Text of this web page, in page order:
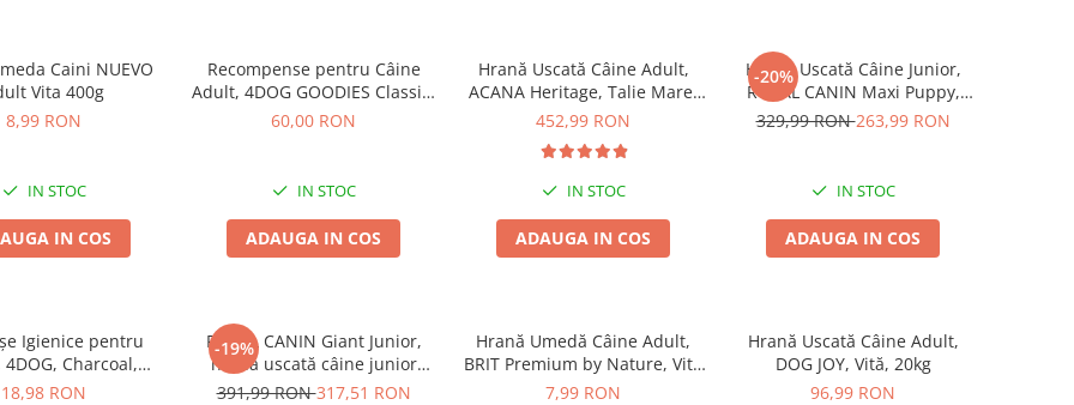
Caini NUEVO
Vita 400g
8,99 RON
IN STOC
IN COS
Recompense pentru Câine
Adult, 4DOG GOODIES Classic,
Os din Calciu cu Pui, 1kg
60,00 RON
IN STOC
ADAUGA IN COS
Hrană Uscată Câine Adult,
ACANA Heritage, Talie Mare,
17kg
452,99 RON
IN STOC
ADAUGA IN COS
-20%
Hrană Uscată Câine Junior,
ROYAL CANIN Maxi Puppy,
12kg
329,99 RON263,99 RON
IN STOC
ADAUGA IN COS
Igienice pentru
4DOG, Charcoal,
10 bucăți
18,98 RON
-19%
ROYAL CANIN Giant Junior,
hrană uscată câine junior
etapa 2 de crestere, 15kg
391,99 RON317,51 RON
Hrană Umedă Câine Adult,
BRIT Premium by Nature, Vită
și Burtă de Vită, 400g
7,99 RON
Hrană Uscată Câine Adult,
DOG JOY, Vită, 20kg
96,99 RON